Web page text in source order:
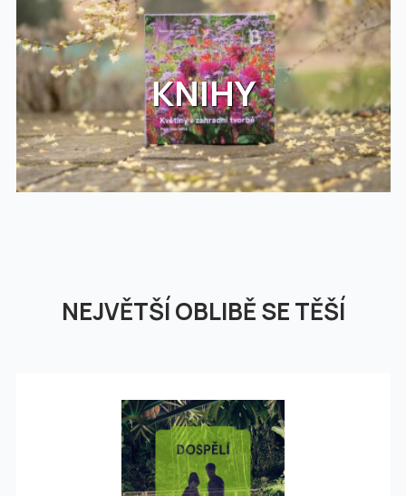
KNIHY
NEJVĚTŠÍ OBLIBĚ SE TĚŠÍ